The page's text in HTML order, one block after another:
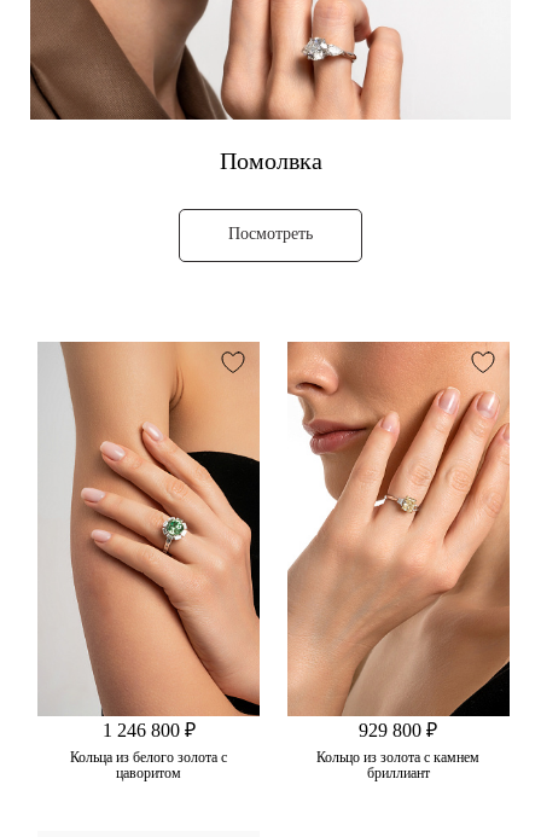
Помолвка
Посмотреть
1 246 800 ₽
Кольца из белого золота с
цаворитом
929 800 ₽
Кольцо из золота с камнем
бриллиант